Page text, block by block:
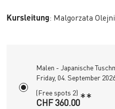
Kursleitung: Malgorzata
Malen - Japanische
Friday, 04. September
(Free spots 2)
CHF 360.00**